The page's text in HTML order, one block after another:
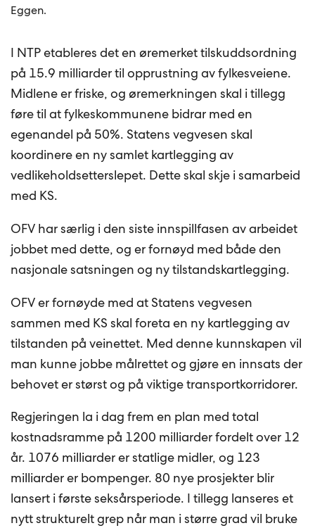
Eggen.
I NTP etableres det en øremerket tilskuddsordning
på 15.9 milliarder til opprustning av fylkesveiene.
Midlene er friske, og øremerkningen skal i tillegg
føre til at fylkeskommunene bidrar med en
egenandel på 50%. Statens vegvesen skal
koordinere en ny samlet kartlegging av
vedlikeholdsetterslepet. Dette skal skje i samarbeid
med KS.
OFV har særlig i den siste innspillfasen av arbeidet
jobbet med dette, og er fornøyd med både den
nasjonale satsningen og ny tilstandskartlegging.
OFV er fornøyde med at Statens vegvesen
sammen med KS skal foreta en ny kartlegging av
tilstanden på veinettet. Med denne kunnskapen vil
man kunne jobbe målrettet og gjøre en innsats der
behovet er størst og på viktige transportkorridorer.
Regjeringen la i dag frem en plan med total
kostnadsramme på 1200 milliarder fordelt over 12
år. 1076 milliarder er statlige midler, og 123
milliarder er bompenger. 80 nye prosjekter blir
lansert i første seksårsperiode. I tillegg lanseres et
nytt strukturelt grep når man i større grad vil bruke